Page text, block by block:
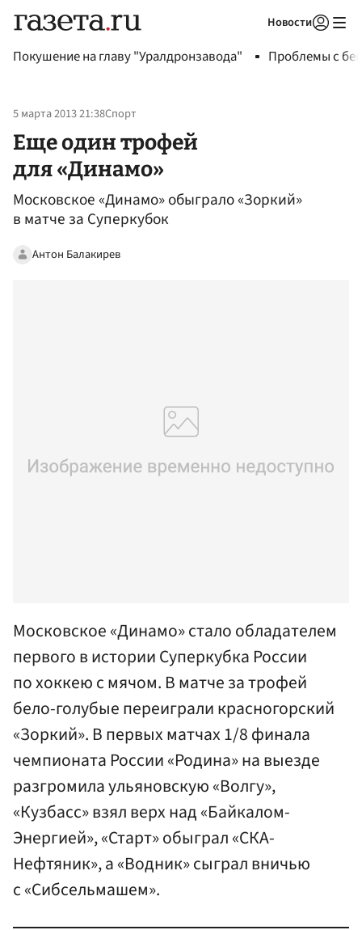
Новости
Покушение на главу "Уралдронзавода" Проблемы с
5 марта 2013 21:38Спорт
Еще один трофей
для «Динамо»
Московское «Динамо» обыграло «Зоркий»
в матче за Суперкубок
Антон Балакирев
Московское «Динамо» стало обладателем
первого в истории Суперкубка России
по хоккею с мячом. В матче за трофей
бело-голубые переиграли красногорский
«Зоркий». В первых матчах 1/8 финала
чемпионата России «Родина» на выезде
разгромила ульяновскую «Волгу»,
«Кузбасс» взял верх над «Байкалом-
Энергией», «Старт» обыграл «СКА-
Нефтяник», а «Водник» сыграл вничью
с «Сибсельмашем».